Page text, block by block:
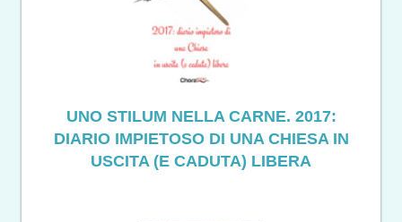
UNO STILUM NELLA CARNE. 2017:
DIARIO IMPIETOSO DI UNA CHIESA IN
USCITA (E CADUTA) LIBERA